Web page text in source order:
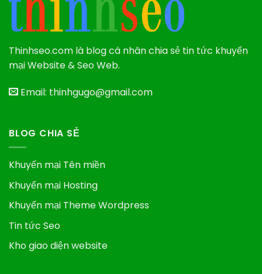
Thinhseo.com là blog cá nhân chia sẻ tin tức khuyến
mại Website & Seo Web.
Email: thinhgugo@gmail.com
BLOG CHIA SẺ
Khuyến mại Tên miền
Khuyến mại Hosting
Khuyến mại Theme Wordpress
Tin tức Seo
Kho giao diện website